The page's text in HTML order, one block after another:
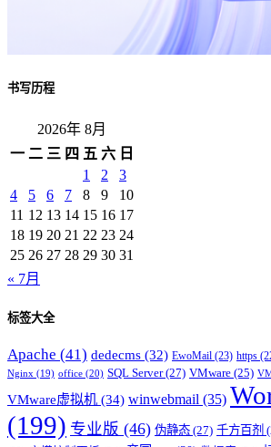
书写历程
2026年 8月
一 二 三 四 五 六 日
1
2
3
4
5 6 7 8 9
10
11 12 13 14 15 16 17
18 19 20 21 22 23 24
25 26 27 28 29 30 31
« 7月
标签大全
Apache (41) dedecms (32) EwoMail (23) https
Nginx (19) office (20) SQL Server(27) VMware (25)
VMware虚拟机 (34) winwebmail (35)
(199) 专业版 (46) 伪静态 (27) 千方百剂